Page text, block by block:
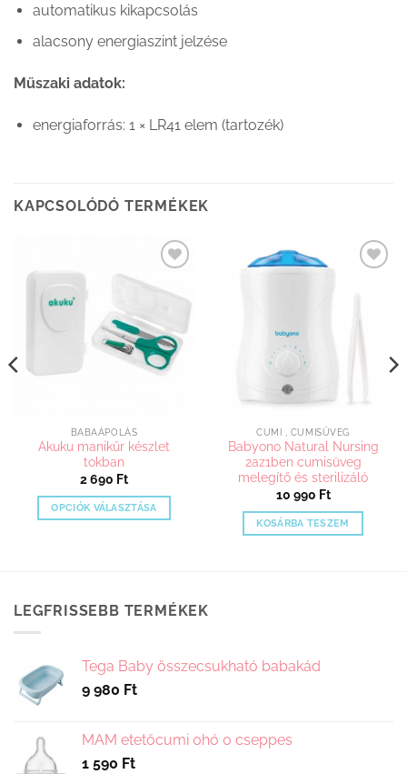
automatikus kikapcsolás
alacsony energiaszint jelzése
Műszaki adatok:
energiaforrás: 1 × LR41 elem (tartozék)
KAPCSOLÓDÓ TERMÉKEK
Kedvenceimhez
BABAÁPOLÁS
Akuku manikűr készlet
tokban
2 690 Ft
OPCIÓK VÁLASZTÁSA
variációja
változatok
ki
CUMI , CUMISÜVEG
Babyono Natural Nursing
2az1ben cumisüveg
melegítő és sterilizáló
10 990 Ft
KOSÁRBA TESZEM
LEGFRISSEBB TERMÉKEK
Tega Baby összecsukható babakád
9 980 Ft
MAM etetőcumi 0hó 0 cseppes
1 590 Ft